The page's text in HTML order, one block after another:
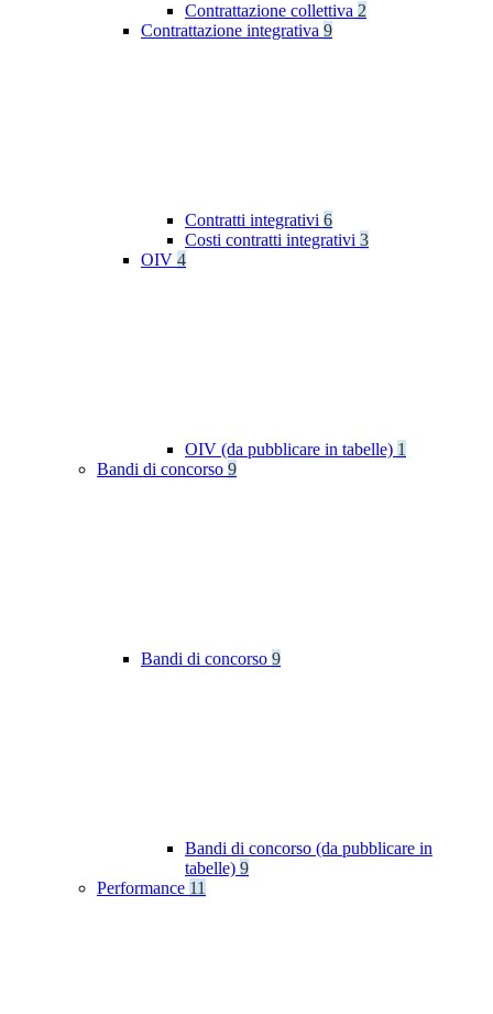
Contrattazione collettiva 2
Contrattazione integrativa 9
Contratti integrativi 6
Costi contratti integrativi 3
OIV 4
OIV (da pubblicare in tabelle) 1
Bandi di concorso 9
Bandi di concorso 9
Bandi di concorso (da pubblicare in
tabelle) 9
Performance 11